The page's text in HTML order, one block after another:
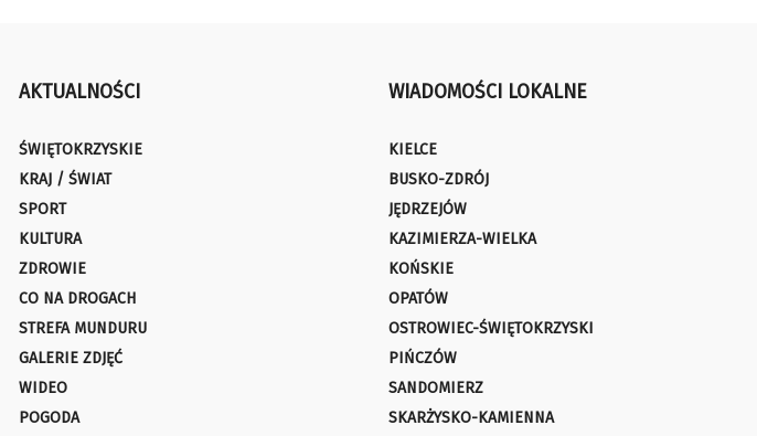
AKTUALNOŚCI
ŚWIĘTOKRZYSKIE
KRAJ / ŚWIAT
SPORT
KULTURA
ZDROWIE
CO NA DROGACH
STREFA MUNDURU
GALERIE ZDJĘĆ
WIDEO
POGODA
WIADOMOŚCI LOKALNE
KIELCE
BUSKO-ZDRÓJ
JĘDRZEJÓW
KAZIMIERZA-WIELKA
KOŃSKIE
OPATÓW
OSTROWIEC-ŚWIĘTOKRZYSKI
PIŃCZÓW
SANDOMIERZ
SKARŻYSKO-KAMIENNA